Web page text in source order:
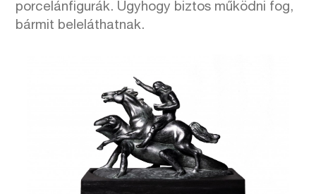
porcelánfigurák. Úgyhogy biztos működni fog,
bármit beleláthatnak.